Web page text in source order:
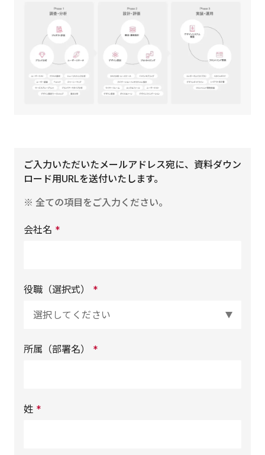
ご入力いただいたメールアドレス宛に、資料ダウン
ロード用URLを送付いたします。
※ 全ての項目をご入力ください。
会社名 *
役職（選択式） *
所属（部署名） *
姓 *